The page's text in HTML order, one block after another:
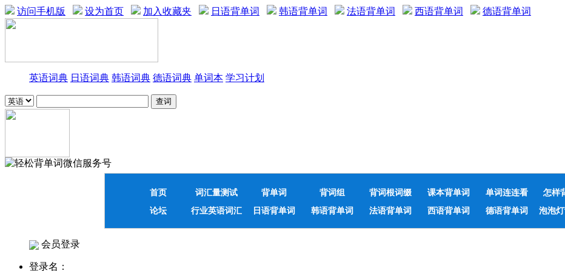
访问手机版 设为首页 加入收藏夹 日语背单词 韩语背单词 法语背单词 西语背单词 德语背单词
英语词典 日语词典 韩语词典 德语词典 单词本 学习计划
首页 词汇量测试 背单词 背词组 背词根词缀 课本背单词 单词连连看 怎样
论坛
行业英语词汇 日语背单词 韩语背单词 法语背单词 西语背单词 德语背单词 泡泡
会员登录
登录名：